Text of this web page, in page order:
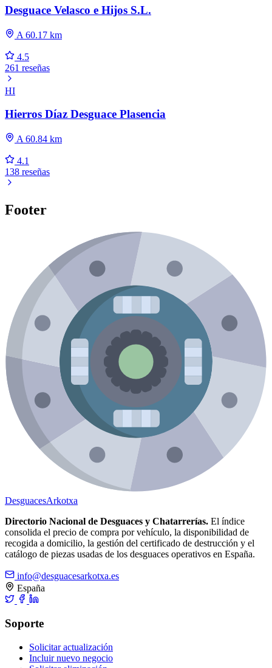
Desguace Velasco e Hijos S.L.
A 60.17 km
4.5
261 reseñas
HI
Hierros Díaz Desguace Plasencia
A 60.84 km
4.1
138 reseñas
Footer
DesguacesArkotxa
Directorio Nacional de Desguaces y Chatarrerías. El índice
consolida el precio de compra por vehículo, la disponibilidad de
recogida a domicilio, la gestión del certificado de destrucción y el
catálogo de piezas usadas de los desguaces operativos en España.
info@desguacesarkotxa.es
España
Soporte
Solicitar actualización
Incluir nuevo negocio